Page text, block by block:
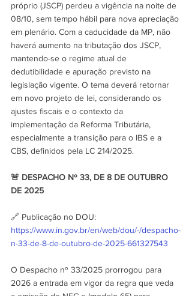
próprio (JSCP) perdeu a vigência na noite de
08/10, sem tempo hábil para nova apreciação
em plenário. Com a caducidade da MP, não
haverá aumento na tributação dos JSCP,
mantendo-se o regime atual de
dedutibilidade e apuração previsto na
legislação vigente. O tema deverá retornar
em novo projeto de lei, considerando os
ajustes fiscais e o contexto da
implementação da Reforma Tributária,
especialmente a transição para o IBS e a
CBS, definidos pela LC 214/2025.
🚨 DESPACHO Nº 33, DE 8 DE OUTUBRO
DE 2025
🔗 Publicação no DOU:
https://www.in.gov.br/en/web/dou/-/despacho-
n-33-de-8-de-outubro-de-2025-661327543
O Despacho nº 33/2025 prorrogou para
2026 a entrada em vigor da regra que veda